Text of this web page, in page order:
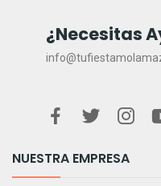
¿Necesitas
NUESTRA EMPRESA